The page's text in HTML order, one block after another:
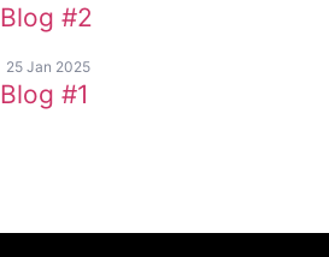
Blog #2
25 Jan 2025
Blog #1